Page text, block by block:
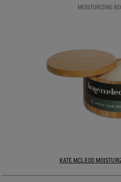
MOISTURIZING
KATE MCLEOD